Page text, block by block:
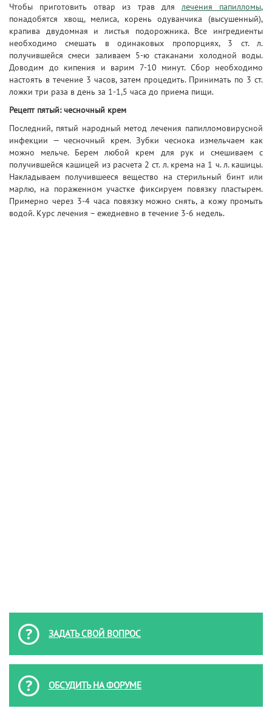
Чтобы приготовить отвар из трав для лечения папилломы,
понадобятся хвощ, мелиса, корень одуванчика (высушенный),
крапива двудомная и листья подорожника. Все ингредиенты
необходимо смешать в одинаковых пропорциях, 3 ст. л.
получившейся смеси заливаем 5-ю стаканами холодной воды.
Доводим до кипения и варим 7-10 минут. Сбор необходимо
настоять в течение 3 часов, затем процедить. Принимать по 3 ст.
ложки три раза в день за 1-1,5 часа до приема пищи.
Рецепт пятый: чесночный крем
Последний, пятый народный метод лечения папилломовирусной
инфекции — чесночный крем. Зубки чеснока измельчаем как
можно мельче. Берем любой крем для рук и смешиваем с
получившейся кашицей из расчета 2 ст. л. крема на 1 ч. л. кашицы.
Накладываем получившееся вещество на стерильный бинт или
марлю, на пораженном участке фиксируем повязку пластырем.
Примерно через 3-4 часа повязку можно снять, а кожу промыть
водой. Курс лечения – ежедневно в течение 3-6 недель.
ЗАДАТЬ СВОЙ ВОПРОС
ОБСУДИТЬ НА ФОРУМЕ